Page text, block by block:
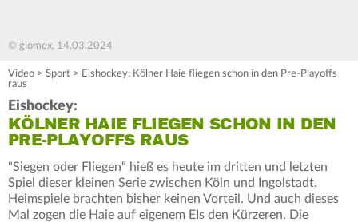
© glomex, 14.03.2024
Video > Sport > Eishockey: Kölner Haie fliegen schon in den Pre-Playoffs
raus
Eishockey:
KÖLNER HAIE FLIEGEN SCHON IN DEN
PRE-PLAYOFFS RAUS
"Siegen oder Fliegen“ hieß es heute im dritten und letzten
Spiel dieser kleinen Serie zwischen Köln und Ingolstadt.
Heimspiele brachten bisher keinen Vorteil. Und auch dieses
Mal zogen die Haie auf eigenem EIs den Kürzeren. Die